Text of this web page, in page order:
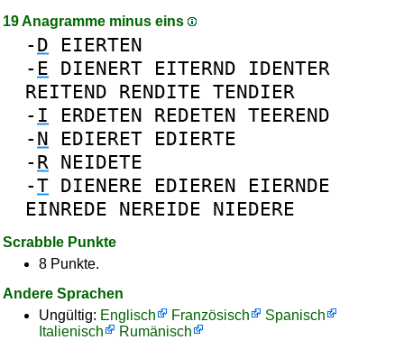
19 Anagramme minus eins
- D
EIERTEN
- E DIENERT EITERND
IDENTER
REITEND RENDITE TENDIER
- I ERDETEN REDETEN TEEREND
- N EDIERET EDIERTE
- R NEIDETE
-T DIENERE EDIEREN
EIERNDE
EINREDE NEREIDE NIEDERE
Scrabble Punkte
8 Punkte.
Andere Sprachen
Ungültig: Englisch Französisch
Spanisch
Italienisch
Rumänisch